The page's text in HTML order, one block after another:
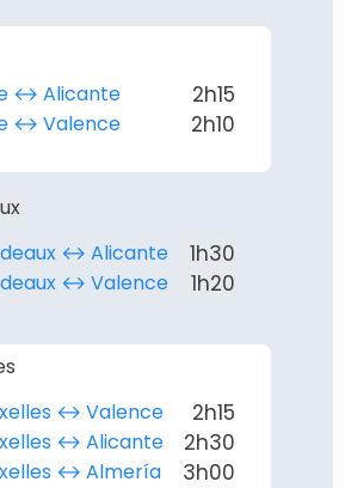
↔︎ Alicante
2h15
↔︎ Valence 2h10
↔︎ Alicante
1h30
↔︎ Valence 1h20
↔︎ Valence
2h15
↔︎ Alicante 2h30
↔︎ Almería 3h00
vous par mail
Politique de